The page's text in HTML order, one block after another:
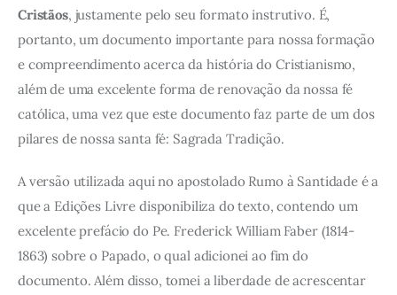
Cristãos, justamente pelo seu formato instrutivo. É,
portanto, um documento importante para nossa formação
e compreendimento acerca da história do Cristianismo,
além de uma excelente forma de renovação da nossa fé
católica, uma vez que este documento faz parte de um dos
pilares de nossa santa fé: Sagrada Tradição.
A versão utilizada aqui no apostolado Rumo à Santidade é a
que a Edições Livre disponibiliza do texto, contendo um
excelente prefácio do Pe. Frederick William Faber (1814-
1863) sobre o Papado, o qual adicionei ao fim do
documento. Além disso, tomei a liberdade de acrescentar